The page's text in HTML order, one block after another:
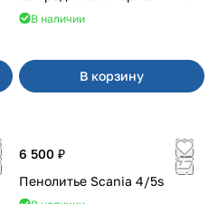
В наличии
В корзину
6 500 ₽
Пенолитье Scania 4/5s